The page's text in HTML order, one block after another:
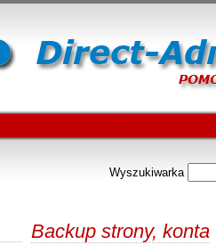
Wyszukiwarka
Backup strony, konta